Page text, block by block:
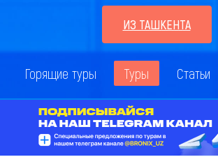
ИЗ ТАШКЕНТА
Горящие туры Туры Статьи